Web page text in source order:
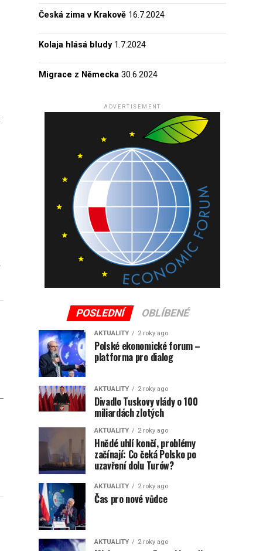
Česká zima v Krakově 16.7.2024
Kolaja hlásá bludy 1.7.2024
Migrace z Německa 30.6.2024
ADVERTISEMENT
POSLEDNÍ OBLÍBENÉ
AKTUALITY 2 roky ago
Polské ekonomické forum –
platforma pro dialog
AKTUALITY 2 roky ago
Divadlo Tuskovy vlády o 100
miliardách zlotých
AKTUALITY 2 roky ago
Hnědé uhlí končí, problémy
začínají: Co čeká Polsko po
uzavření dolu Turów?
AKTUALITY 2 roky ago
Čas pro nové vůdce
AKTUALITY 2 roky ago